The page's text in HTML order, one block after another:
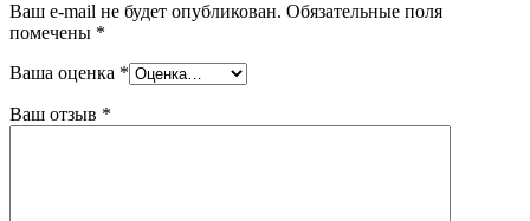
Ваш e-mail не будет опубликован. Обязательные поля
помечены *
Ваша оценка *
Ваш отзыв *